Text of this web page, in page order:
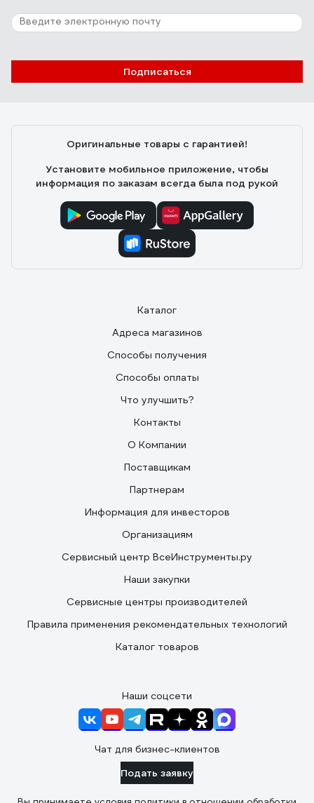
Подписаться
Оригинальные товары с гарантией!
Установите мобильное приложение, чтобы
информация по заказам всегда была под рукой
Каталог
Адреса магазинов
Способы получения
Способы оплаты
Что улучшить?
Контакты
О Компании
Поставщикам
Партнерам
Информация для инвесторов
Организациям
Сервисный центр ВсеИнструменты.ру
Наши закупки
Сервисные центры производителей
Правила применения рекомендательных технологий
Каталог товаров
Наши соцсети
Чат для бизнес-клиентов
Подать заявку